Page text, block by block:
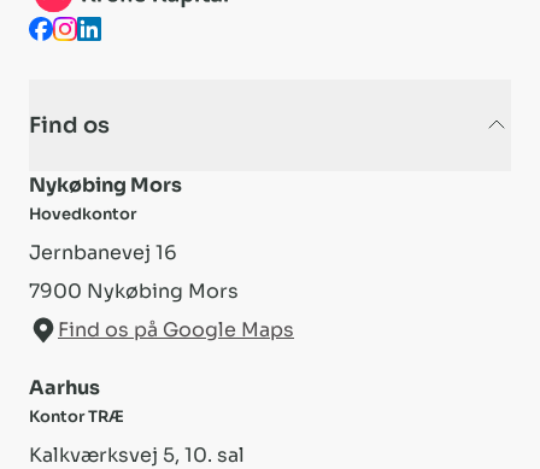
Find os
Nykøbing Mors
Hovedkontor
Jernbanevej 16
7900 Nykøbing Mors
Find os på Google Maps
Aarhus
Kontor TRÆ
Kalkværksvej 5, 10. sal